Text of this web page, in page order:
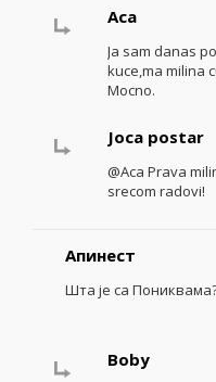
Aca
Ja sam danas
kuce,ma milina
Mocno.
Joca postar
@Aca Prava
srecom radovi!
Апинест
Шта је са
Boby